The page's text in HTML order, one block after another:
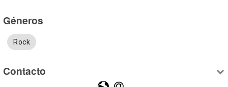
Géneros
Rock
Contacto